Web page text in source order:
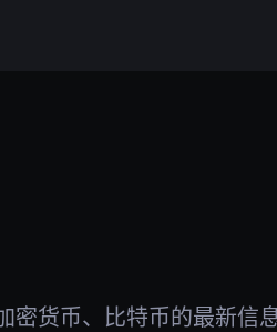
密货币、比特币的最新信